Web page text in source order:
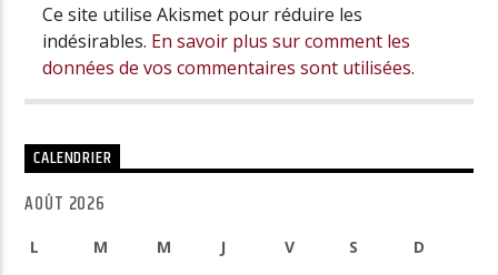
Ce site utilise Akismet pour réduire les
indésirables. En savoir plus sur comment les
données de vos commentaires sont utilisées.
CALENDRIER
AOÛT 2026
L M M J V S D